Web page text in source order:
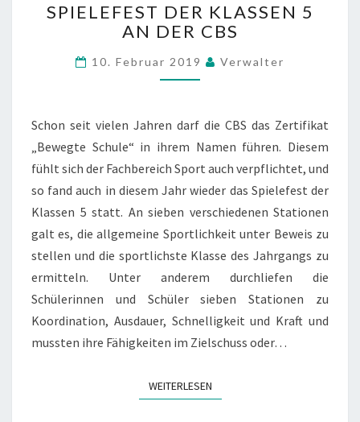
P
I
L
E
E
T
D
E
R
L
A
S
S
E
5
N
D
SPIELEFEST DER KLASSEN 5
AN DER CBS
10. Februar 2019 Verwalter
Schon seit vielen Jahren darf die CBS das Zertifikat
„Bewegte Schule“ in ihrem Namen führen. Diesem
fühlt sich der Fachbereich Sport auch verpflichtet, und
so fand auch in diesem Jahr wieder das Spielefest der
Klassen 5 statt. An sieben verschiedenen Stationen
galt es, die allgemeine Sportlichkeit unter Beweis zu
stellen und die sportlichste Klasse des Jahrgangs zu
ermitteln. Unter anderem durchliefen die
Schülerinnen und Schüler sieben Stationen zu
Koordination, Ausdauer, Schnelligkeit und Kraft und
mussten ihre Fähigkeiten im Zielschuss oder…
WEITERLESEN